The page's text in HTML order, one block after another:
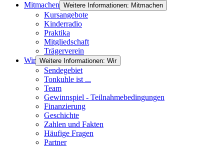
Mitmachen Weitere Informationen: Mitmachen
Kursangebote
Kinderradio
Praktika
Mitgliedschaft
Trägerverein
Wir Weitere Informationen: Wir
Sendegebiet
Tonkuhle ist ...
Team
Gewinnspiel - Teilnahmebedingungen
Finanzierung
Geschichte
Zahlen und Fakten
Häufige Fragen
Partner